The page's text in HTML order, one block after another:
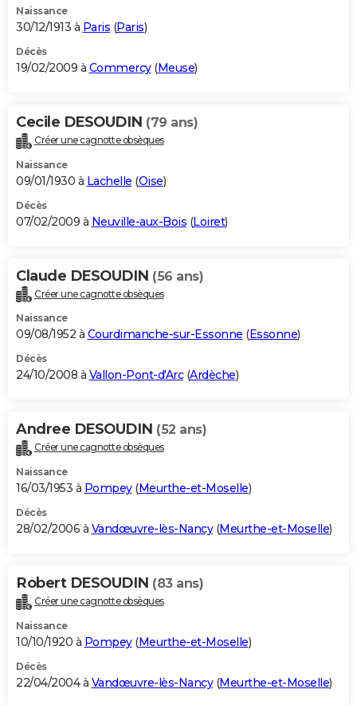
Naissance
30/12/1913 à Paris (Paris)
Décès
19/02/2009 à Commercy(Meuse)
Cecile DESOUDIN (79 ans)
Créer une cagnotte obsèques
Naissance
09/01/1930 à Lachelle (Oise)
Décès
07/02/2009 à Neuville-aux-Bois (Loiret)
Claude DESOUDIN (56 ans)
Créer une cagnotte obsèques
Naissance
09/08/1952 à Courdimanche-sur-Essonne (Essonne)
Décès
24/10/2008 à Vallon-Pont-d'Arc(Ardèche)
Andree DESOUDIN (52 ans)
Créer une cagnotte obsèques
Naissance
16/03/1953 à Pompey(Meurthe-et-Moselle)
Décès
28/02/2006 à Vandœuvre-lès-Nancy(Meurthe-et-Moselle)
Robert DESOUDIN (83 ans)
Créer une cagnotte obsèques
Naissance
10/10/1920 à Pompey(Meurthe-et-Moselle)
Décès
22/04/2004 à Vandœuvre-lès-Nancy(Meurthe-et-Moselle)